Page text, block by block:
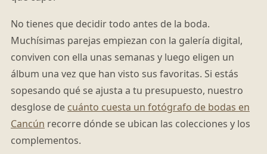
No tienes que decidir todo antes de la boda.
Muchísimas parejas empiezan con la galería digital,
conviven con ella unas semanas y luego eligen un
álbum una vez que han visto sus favoritas. Si estás
sopesando qué se ajusta a tu presupuesto, nuestro
desglose de cuánto cuesta un fotógrafo de bodas en
Cancún recorre dónde se ubican las colecciones y los
complementos.